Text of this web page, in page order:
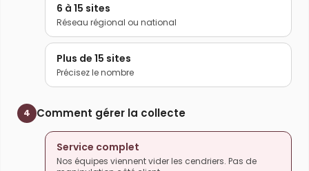
6 à 15 sites
Réseau régional ou national
Plus de 15 sites
Précisez le nombre
4 Comment gérer la collecte
Service complet
Nos équipes viennent vider les cendriers. Pas de